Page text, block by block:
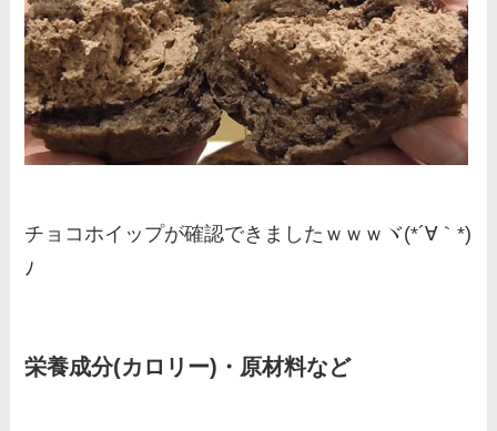
チョコホイップが確認できましたｗｗｗヾ(*´∀｀*)
ﾉ
栄養成分(カロリー)・原材料など